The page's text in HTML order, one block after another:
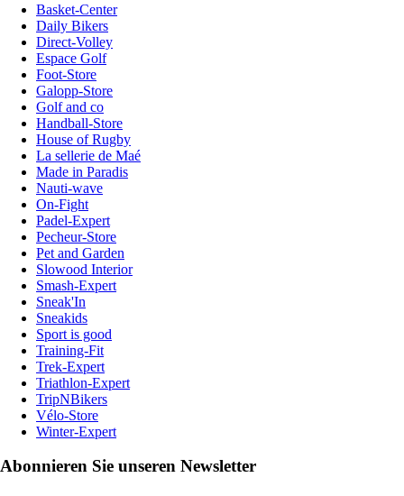
Basket-Center
Daily Bikers
Direct-Volley
Espace Golf
Foot-Store
Galopp-Store
Golf and co
Handball-Store
House of Rugby
La sellerie de Maé
Made in Paradis
Nauti-wave
On-Fight
Padel-Expert
Pecheur-Store
Pet and Garden
Slowood Interior
Smash-Expert
Sneak'In
Sneakids
Sport is good
Training-Fit
Trek-Expert
Triathlon-Expert
TripNBikers
Vélo-Store
Winter-Expert
Abonnieren Sie unseren Newsletter